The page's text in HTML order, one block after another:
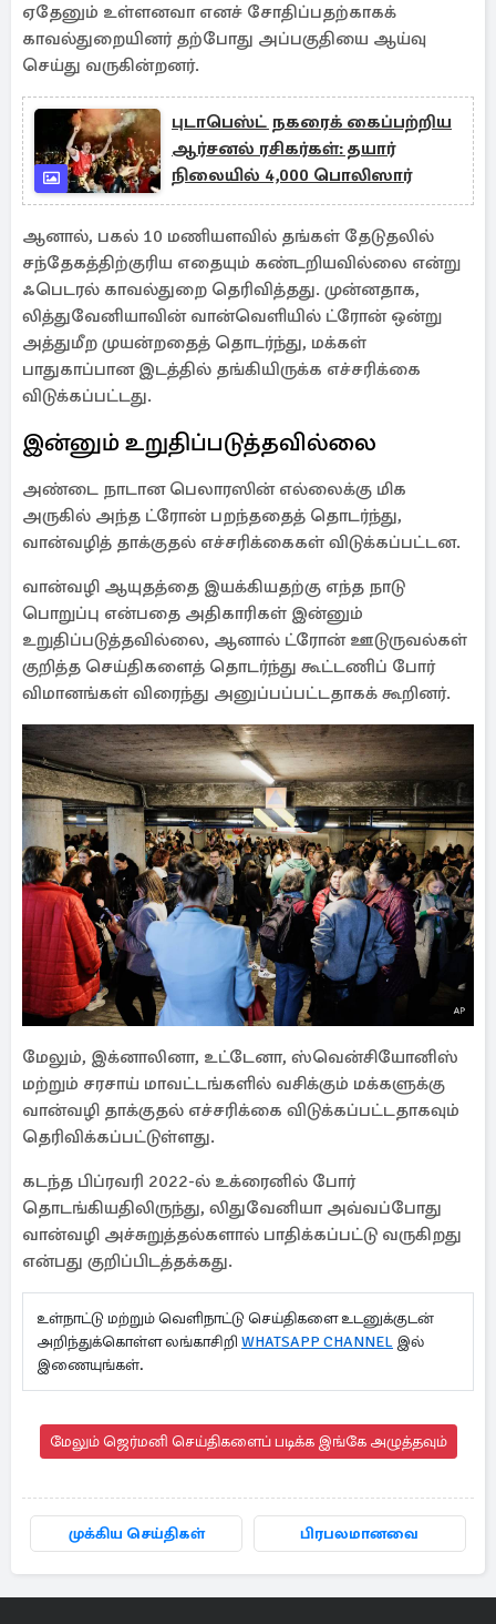
ஏதேனும் உள்ளனவா எனச் சோதிப்பதற்காகக்
காவல்துறையினர் தற்போது அப்பகுதியை ஆய்வு
செய்து வருகின்றனர்.
புடாபெஸ்ட் நகரைக் கைப்பற்றிய
ஆர்சனல் ரசிகர்கள்: தயார்
நிலையில் 4,000 பொலிஸார்
ஆனால், பகல் 10 மணியளவில் தங்கள் தேடுதலில்
சந்தேகத்திற்குரிய எதையும் கண்டறியவில்லை என்று
ஃபெடரல் காவல்துறை தெரிவித்தது. முன்னதாக,
லித்துவேனியாவின் வான்வெளியில் ட்ரோன் ஒன்று
அத்துமீற முயன்றதைத் தொடர்ந்து, மக்கள்
பாதுகாப்பான இடத்தில் தங்கியிருக்க எச்சரிக்கை
விடுக்கப்பட்டது.
இன்னும் உறுதிப்படுத்தவில்லை
அண்டை நாடான பெலாரஸின் எல்லைக்கு மிக
அருகில் அந்த ட்ரோன் பறந்ததைத் தொடர்ந்து,
வான்வழித் தாக்குதல் எச்சரிக்கைகள் விடுக்கப்பட்டன.
வான்வழி ஆயுதத்தை இயக்கியதற்கு எந்த நாடு
பொறுப்பு என்பதை அதிகாரிகள் இன்னும்
உறுதிப்படுத்தவில்லை, ஆனால் ட்ரோன் ஊடுருவல்கள்
குறித்த செய்திகளைத் தொடர்ந்து கூட்டணிப் போர்
விமானங்கள் விரைந்து அனுப்பப்பட்டதாகக் கூறினர்.
மேலும், இக்னாலினா, உட்டேனா, ஸ்வென்சியோனிஸ்
மற்றும் சரசாய் மாவட்டங்களில் வசிக்கும் மக்களுக்கு
வான்வழி தாக்குதல் எச்சரிக்கை விடுக்கப்பட்டதாகவும்
தெரிவிக்கப்பட்டுள்ளது.
கடந்த பிப்ரவரி 2022-ல் உக்ரைனில் போர்
தொடங்கியதிலிருந்து, லிதுவேனியா அவ்வப்போது
வான்வழி அச்சுறுத்தல்களால் பாதிக்கப்பட்டு வருகிறது
என்பது குறிப்பிடத்தக்கது.
உள்நாட்டு மற்றும் வெளிநாட்டு செய்திகளை உடனுக்குடன்
அறிந்துக்கொள்ள லங்காசிறி WHATSAPP CHANNEL இல்
இணையுங்கள்.
மேலும் ஜெர்மனி செய்திகளைப் படிக்க இங்கே அழுத்தவும்
முக்கிய செய்திகள் பிரபலமானவை